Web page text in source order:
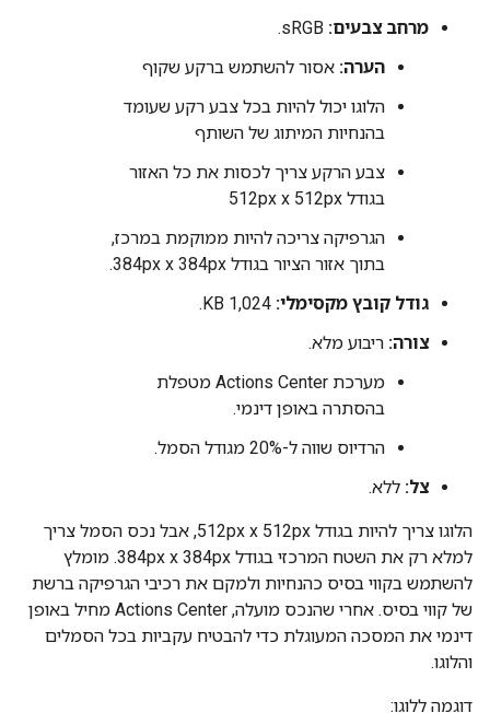
מרחב צבעים:
הערה: אסור להשתמש ברקע שקוף
הלוגו יכול להיות בכל צבע רקע שעומד
בהנחיות המיתוג של השותף
צבע הרקע צריך לכסות את כל האזור
בגודל 512px x 512px
הגרפיקה צריכה להיות ממוקמת במרכז,
בתוך אזור הציור בגודל 384px x 384px.
גודל קובץ מקסימלי:
צורה: ריבוע מלא.
מערכת Actions Center מטפלת
בהסתרה באופן דינמי.
הרדיוס שווה ל-20% מגודל הסמל.
צל: ללא.
הלוגו צריך להיות בגודל ‎512px x 512px, אבל נכס הסמל צריך
למלא רק את השטח המרכזי בגודל ‎384px x 384px. מומלץ
להשתמש בקווי בסיס כהנחיות ולמקם את רכיבי הגרפיקה ברשת
של קווי בסיס. אחרי שהנכס מועלה, Actions Center מחיל באופן
דינמי את המסכה המעוגלת כדי להבטיח עקביות בכל הסמלים
והלוגו.
דוגמה ללוגו: